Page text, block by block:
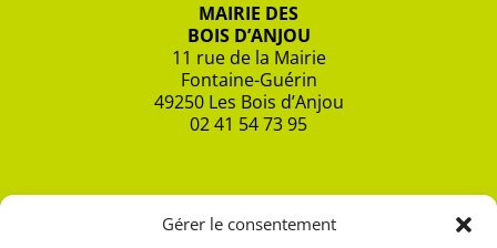
Gérer le consentement
MAIRIE DES
BOIS D’ANJOU
11 rue de la Mairie
Fontaine-Guérin
49250 Les Bois d’Anjou
02 41 54 73 95
DES MAIRIES